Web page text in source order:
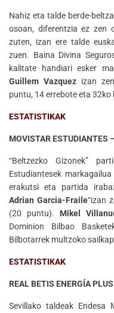
Nahiz eta talde berde-
osoan, diferentzia ez zen
zuten, izan ere talde
zuen. Baina Divina
kalitate handiari esker
Guillem Vazquezizan zen
puntu, 14 errebote eta
ESTATISTIKAK
MOVISTAR ESTUDIANTES
“Beltzezko Gizonek”
Estudiantesek
erakutsi eta partida
Adrian Garcia-Fraile“izan
(20 puntu). Mikel
Dominion Bilbao
Bilbotarrek multzoko
ESTATISTIKAK
REAL BETIS ENERGÍA
Sevillako taldeak Endesa